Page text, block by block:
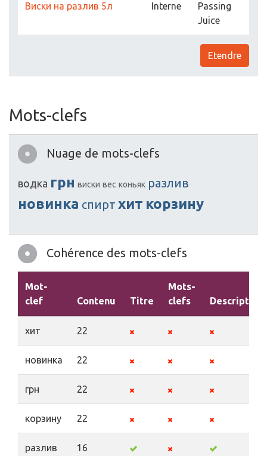
Виски на разлив 5л Interne
Passing
Juice
Etendre
Mots-clefs
Nuage de mots-clefs
водка грн виски вес коньяк разлив
новинка спирт хит корзину
Cohérence des mots-clefs
Mot-
clef
Contenu Titre
Mots-
clefs
Description
хит 22
новинка 22
грн 22
корзину 22
разлив 16